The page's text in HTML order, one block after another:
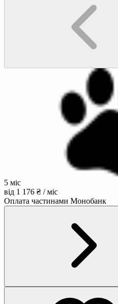
5 міс
від 1 176 ₴ / міс
Оплата частинами Монобанк